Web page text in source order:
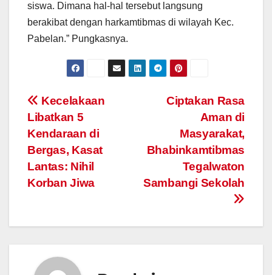
siswa. Dimana hal-hal tersebut langsung
berakibat dengan harkamtibmas di wilayah Kec.
Pabelan.” Pungkasnya.
Post
navigation
Ciptakan Rasa
Aman di
Masyarakat,
Bhabinkamtibmas
Tegalwaton
Sambangi Sekolah
Kecelakaan
Libatkan 5
Kendaraan di
Bergas, Kasat
Lantas: Nihil
Korban Jiwa